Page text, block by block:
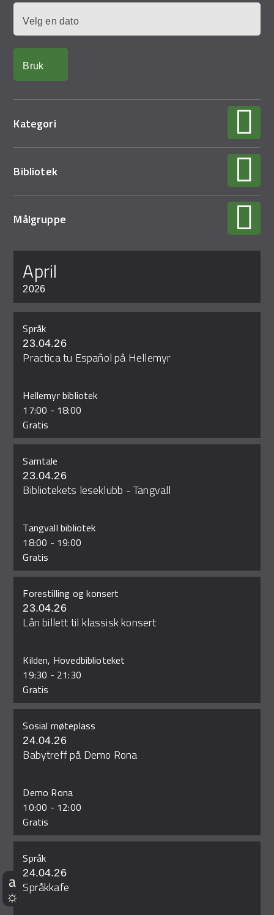
Kategori
Bibliotek
Målgruppe
april
2026
Språk
23.04.26
Practica tu Español på Hellemyr
Hellemyr bibliotek
17:00 - 18:00
Gratis
Samtale
23.04.26
Bibliotekets leseklubb - Tangvall
Tangvall bibliotek
18:00 - 19:00
Gratis
Forestilling og konsert
23.04.26
Lån billett til klassisk konsert
Kilden, Hovedbiblioteket
19:30 - 21:30
Gratis
Sosial møteplass
24.04.26
Babytreff på Demo Rona
Demo Rona
10:00 - 12:00
Gratis
Språk
24.04.26
Språkkafe